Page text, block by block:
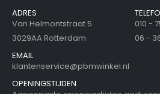
ADRES
Van Helmontstraat 5
3029AA Rotterdam
010 -
06 -
EMAIL
klantenservice@pbmwinkel.nl
OPENINGSTIJDEN